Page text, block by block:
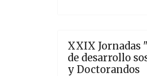
XXIX Jornadas
de desarrollo
y Doctorandos